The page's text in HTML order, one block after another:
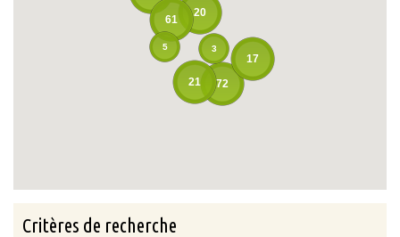
72
17
20
61
3
5
21
Critères de recherche